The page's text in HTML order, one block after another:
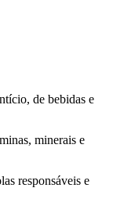
de bebidas e
minerais e
responsáveis e